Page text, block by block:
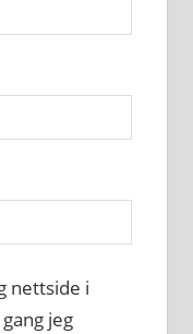
nettside i
jeg